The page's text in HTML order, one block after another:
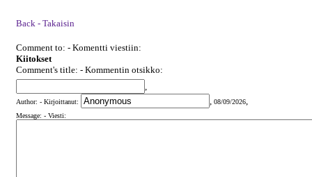
Back - Takaisin
Comment to: - Komentti viestiin:
Kiitokset
Comment's title: - Kommentin otsikko:
,
Author: - Kirjoittanut: , 08/09/2026,
Message: - Viesti: